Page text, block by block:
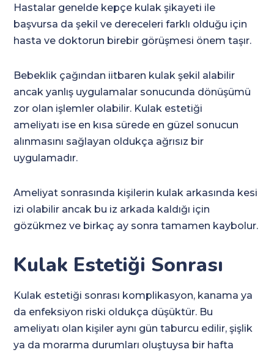
Hastalar genelde kepçe kulak şikayeti ile
başvursa da şekil ve dereceleri farklı olduğu için
hasta ve doktorun birebir görüşmesi önem taşır.
Bebeklik çağından iitbaren kulak şekil alabilir
ancak yanlış uygulamalar sonucunda dönüşümü
zor olan işlemler olabilir. Kulak estetiği
ameliyatı ise en kısa sürede en güzel sonucun
alınmasını sağlayan oldukça ağrısız bir
uygulamadır.
Ameliyat sonrasında kişilerin kulak arkasında kesi
izi olabilir ancak bu iz arkada kaldığı için
gözükmez ve birkaç ay sonra tamamen kaybolur.
Kulak Estetiği Sonrası
Kulak estetiği sonrası komplikasyon, kanama ya
da enfeksiyon riski oldukça düşüktür. Bu
ameliyatı olan kişiler aynı gün taburcu edilir, şişlik
ya da morarma durumları oluştuysa bir hafta